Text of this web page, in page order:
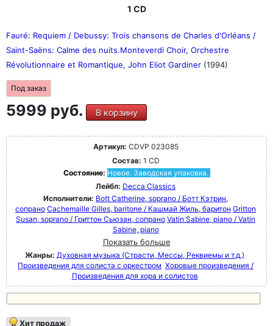
1 CD
Fauré: Requiem / Debussy: Trois chansons de Charles d'Orléans /
Saint-Saëns: Calme des nuits.Monteverdi Choir, Orchestre
Révolutionnaire et Romantique, John Eliot Gardiner (1994)
Под заказ
5999 руб. В корзину
Артикул: CDVP 023085
Состав: 1 CD
Состояние: Новое. Заводская упаковка.
Лейбл: Decca Classics
Исполнители: Bott Catherine, soprano / Ботт Кэтрин,
сопрано Cachemaille Gilles, baritone / Кашмай Жиль, баритон Gritton
Susan, soprano / Гриттон Сьюзан, сопрано Vatin Sabine, piano / Vatin
Sabine, piano
Показать больше
Жанры: Духовная музыка (Страсти, Мессы, Реквиемы и т.д.)
Произведения для солиста с оркестром Хоровые произведения /
Произведения для хора и солистов
Хит продаж